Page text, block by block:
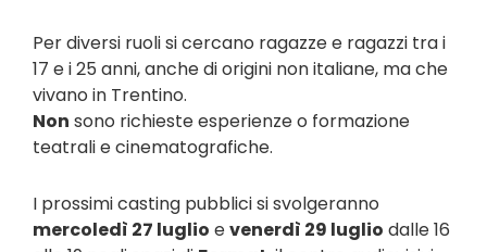
Per diversi ruoli si cercano ragazze e ragazzi tra i
17 e i 25 anni, anche di origini non italiane, ma che
vivano in Trentino.
Non sono richieste esperienze o formazione
teatrali e cinematografiche.
I prossimi casting pubblici si svolgeranno
mercoledì 27 luglio evenerdì 29 luglio dalle 16